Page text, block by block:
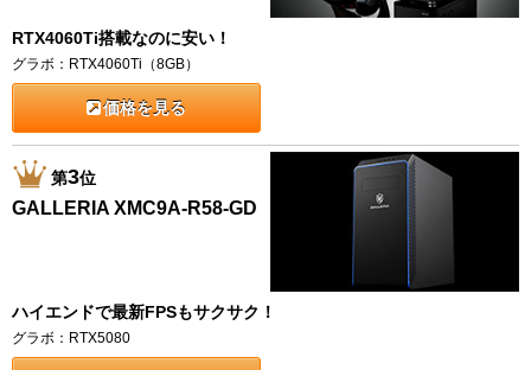
RTX4060Ti搭載なのに安い！
グラボ：RTX4060Ti（8GB）
価格を見る
第3位
GALLERIA XMC9A-R58-GD
ハイエンドで最新FPSもサクサク！
グラボ：RTX5080